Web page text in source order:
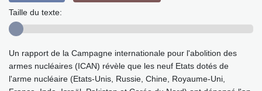
Taille du texte:
Un rapport de la Campagne internationale pour l'abolition des
armes nucléaires (ICAN) révèle que les neuf Etats dotés de
l'arme nucléaire (Etats-Unis, Russie, Chine, Royaume-Uni,